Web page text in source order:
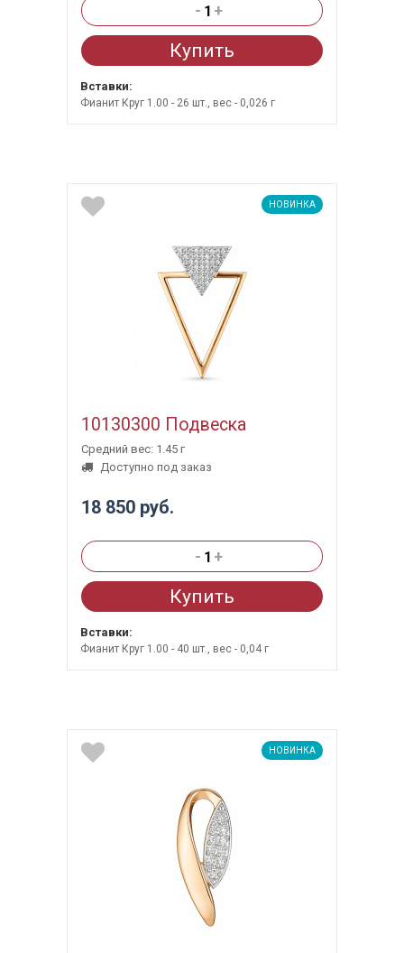
- +
Купить
Вставки:
Фианит Круг 1.00 - 26 шт., вес - 0,026 г
НОВИНКА
10130300 Подвеска
Средний вес: 1.45 г
Доступно под заказ
18 850 руб.
- +
Купить
Вставки:
Фианит Круг 1.00 - 40 шт., вес - 0,04 г
НОВИНКА